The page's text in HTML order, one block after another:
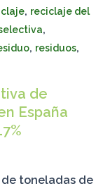
, reciclaje del
,
, residuos,
de
España
de toneladas de